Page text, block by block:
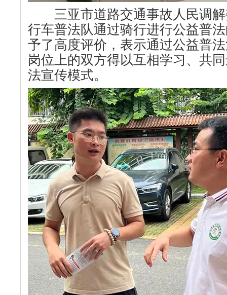
三亚市道路交通事故人民调解
行车普法队通过骑行进行公益普
予了高度评价，表示通过公益普
岗位上的双方得以互相学习、共
法宣传模式。